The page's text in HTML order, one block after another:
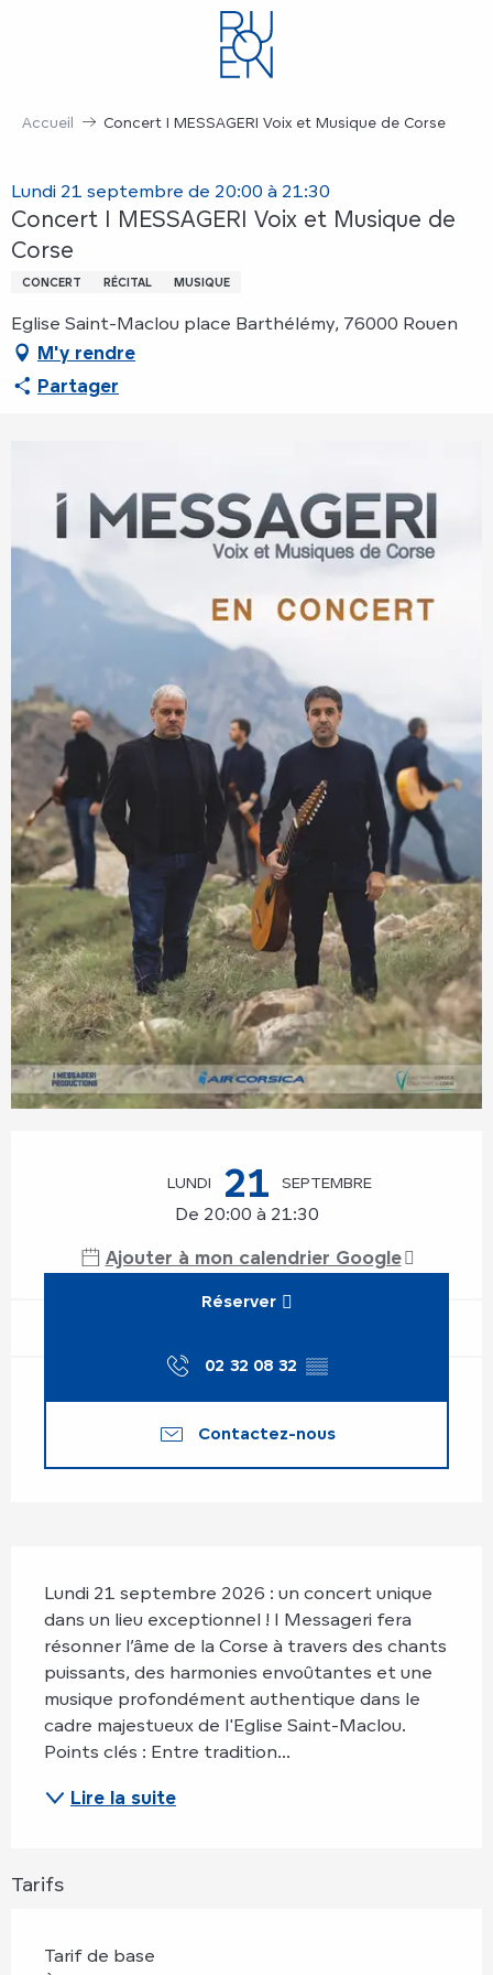
Accueil Concert I MESSAGERI Voix et Musique de Corse
Lundi 21 septembre de 20:00 à 21:30
Concert I MESSAGERI Voix et Musique de
Corse
CONCERT RÉCITAL MUSIQUE
Eglise Saint-Maclou place Barthélémy, 76000 Rouen
M'y rendre
Partager
LUNDI 21 SEPTEMBRE
De 20:00 à 21:30
Ajouter à mon calendrier Google
Réserver
02 32 08 32 ▒▒
Contactez-nous
Lundi 21 septembre 2026 : un concert unique
dans un lieu exceptionnel ! I Messageri fera
résonner l’âme de la Corse à travers des chants
puissants, des harmonies envoûtantes et une
musique profondément authentique dans le
cadre majestueux de l'Eglise Saint-Maclou.
Points clés : Entre tradition...
Lire la suite
Tarifs
Tarif de base